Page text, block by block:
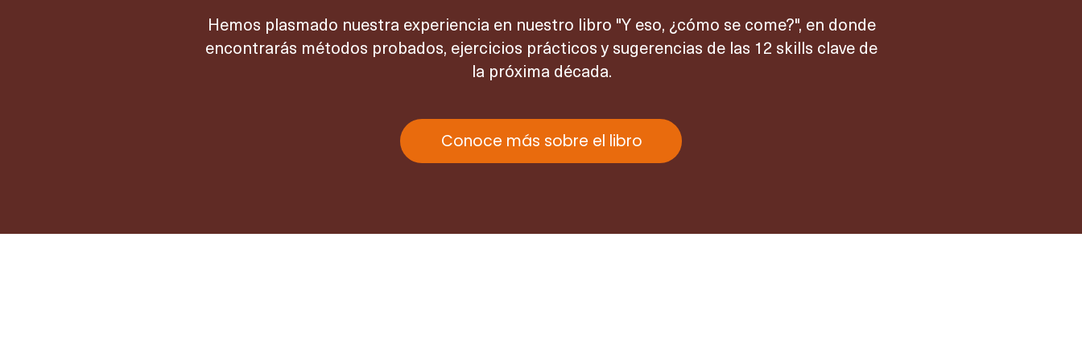
Hemos plasmado nuestra experiencia en nuestro libro "Y eso, ¿cómo se come?", en donde
encontrarás métodos probados, ejercicios prácticos y sugerencias de las 12 skills clave de
la próxima década.
Conoce más sobre el libro